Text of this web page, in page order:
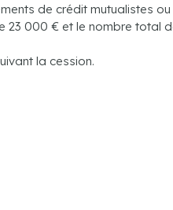
de crédit mutualistes
23 000 € et le nombre total
la cession.